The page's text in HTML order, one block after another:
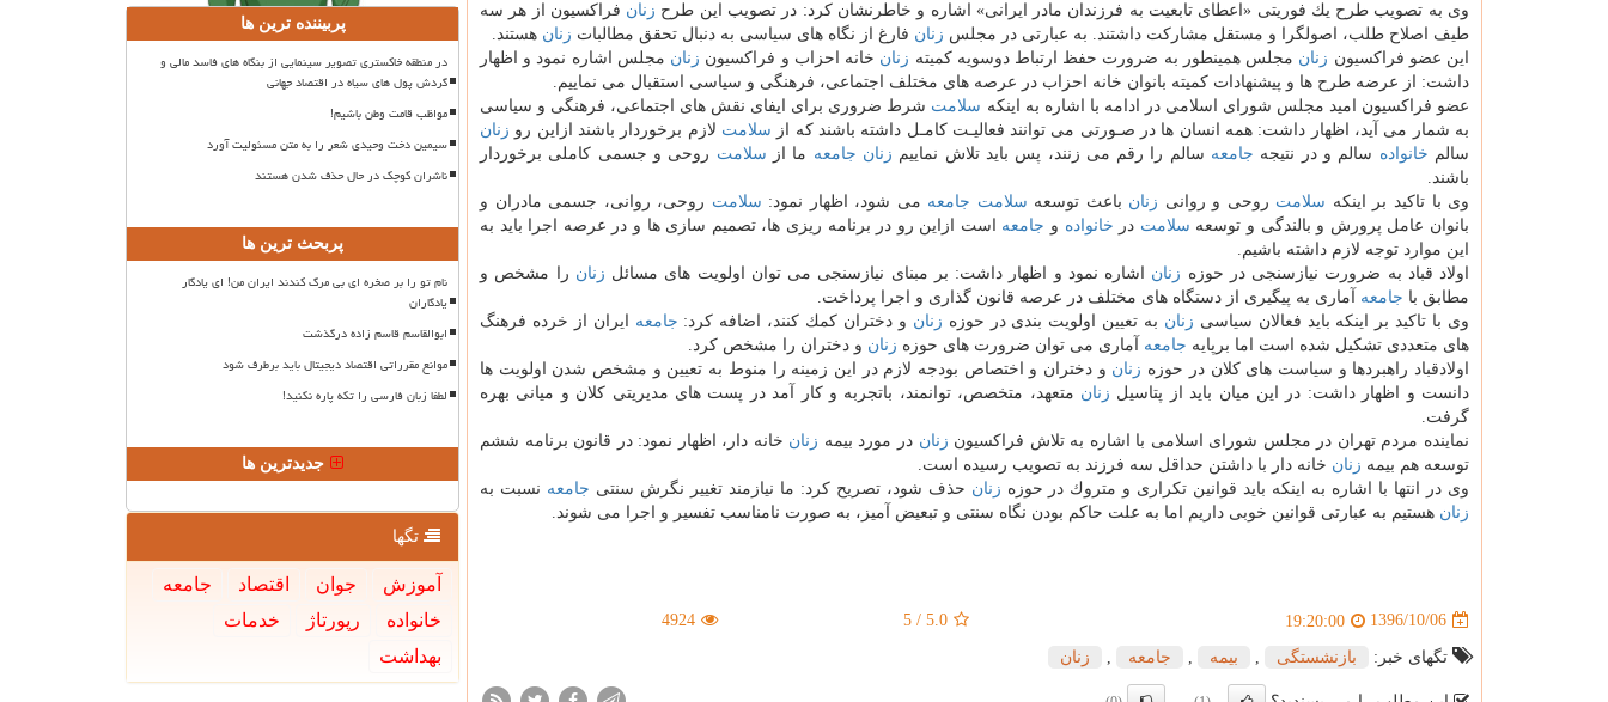
وی به تصویب طرح یك فوریتی «اعطای تابعیت به فرزندان مادر ایرانی» اشاره و خاطرنشان كرد: در تصویب این طرح زنان فراكسیون از هر سه
طیف اصلاح طلب، اصولگرا و مستقل مشاركت داشتند. به عبارتی در مجلس زنان فارغ از نگاه های سیاسی به دنبال تحقق مطالبات زنان هستند.
این عضو فراكسیون زنان مجلس همینطور به ضرورت حفظ ارتباط دوسویه كمیته زنان خانه احزاب و فراكسیون زنان مجلس اشاره نمود و اظهار
داشت: از عرضه طرح ها و پیشنهادات كمیته بانوان خانه احزاب در عرصه های مختلف اجتماعی، فرهنگی و سیاسی استقبال می نماییم.
عضو فراكسیون امید مجلس شورای اسلامی در ادامه با اشاره به اینكه سلامت شرط ضروری برای ایفای نقش های اجتماعی، فرهنگی و سیاسی
به شمار می آید، اظهار داشت: همه انسان ها در صـورتی می توانند فعالیـت كامـل داشته باشند كه از سلامت لازم برخوردار باشند ازاین رو زنان
سالم خانواده سالم و در نتیجه جامعه سالم را رقم می زنند، پس باید تلاش نماییم زنان جامعه ما از سلامت روحی و جسمی كاملی برخوردار
باشند.
وی با تاكید بر اینكه سلامت روحی و روانی زنان باعث توسعه سلامت جامعه می شود، اظهار نمود: سلامت روحی، روانی، جسمی مادران و
بانوان عامل پرورش و بالندگی و توسعه سلامت در خانواده و جامعه است ازاین رو در برنامه ریزی ها، تصمیم سازی ها و در عرصه اجرا باید به
این موارد توجه لازم داشته باشیم.
اولاد قباد به ضرورت نیازسنجی در حوزه زنان اشاره نمود و اظهار داشت: بر مبنای نیازسنجی می توان اولویت های مسائل زنان را مشخص و
مطابق با جامعه آماری به پیگیری از دستگاه های مختلف در عرصه قانون گذاری و اجرا پرداخت.
وی با تاكید بر اینكه باید فعالان سیاسی زنان به تعیین اولویت بندی در حوزه زنان و دختران كمك كنند، اضافه كرد: جامعه ایران از خرده فرهنگ
های متعددی تشكیل شده است اما برپایه جامعه آماری می توان ضرورت های حوزه زنان و دختران را مشخص كرد.
اولادقباد راهبردها و سیاست های كلان در حوزه زنان و دختران و اختصاص بودجه لازم در این زمینه را منوط به تعیین و مشخص شدن اولویت ها
دانست و اظهار داشت: در این میان باید از پتاسیل زنان متعهد، متخصص، توانمند، باتجربه و كار آمد در پست های مدیریتی كلان و میانی بهره
گرفت.
نماینده مردم تهران در مجلس شورای اسلامی با اشاره به تلاش فراكسیون زنان در مورد بیمه زنان خانه دار، اظهار نمود: در قانون برنامه ششم
توسعه هم بیمه زنان خانه دار با داشتن حداقل سه فرزند به تصویب رسیده است.
وی در انتها با اشاره به اینكه باید قوانین تكراری و متروك در حوزه زنان حذف شود، تصریح كرد: ما نیازمند تغییر نگرش سنتی جامعه نسبت به
زنان هستیم به عبارتی قوانین خوبی داریم اما به علت حاكم بودن نگاه سنتی و تبعیض آمیز، به صورت نامناسب تفسیر و اجرا می شوند.
1396/10/06
19:20:00
5.0
/
5
4924
تگهای خبر: بازنشستگی بیمه جامعه زنان
پربیننده ترین ها
در منطقه خاکستری تصویر سینمایی از بنگاه های فاسد مالی و
گردش پول های سیاه در اقتصاد جهانی
مواظب قامت وطن باشیم!
سیمین دخت وحیدی شعر را به متن مسئولیت آورد
ناشران کوچک در حال حذف شدن هستند
پربحث ترین ها
نام تو را بر صخره ای بی مرگ کندند ایران من! ای یادگار
یادگاران
ابوالقاسم قاسم زاده درگذشت
موانع مقرراتی اقتصاد دیجیتال باید برطرف شود
لطفا زبان فارسی را تکه پاره نکنید!
جدیدترین ها
تگها
آموزش جوان اقتصاد
جامعه
خانواده
رپورتاژ
خدمات
بهداشت